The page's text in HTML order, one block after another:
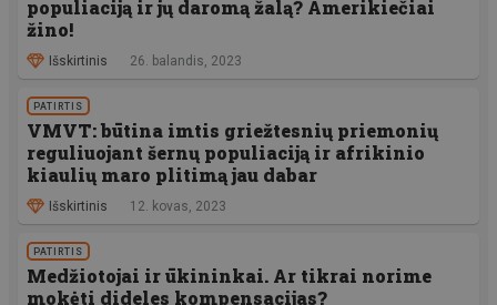
populiaciją ir jų daromą žalą? Amerikiečiai
žino!
Išskirtinis 26. balandis, 2023
PATIRTIS
VMVT: būtina imtis griežtesnių priemonių
reguliuojant šernų populiaciją ir afrikinio
kiaulių maro plitimą jau dabar
Išskirtinis 12. kovas, 2023
PATIRTIS
Medžiotojai ir ūkininkai. Ar tikrai norime
mokėti dideles kompensacijas?